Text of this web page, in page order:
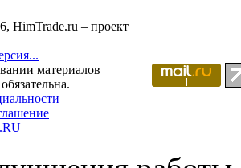
HimTrade.ru – проект
материалов